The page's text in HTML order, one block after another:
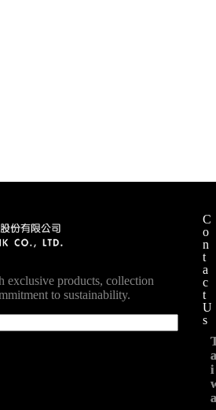
exclusive products, collection
to sustainability.
C
o
n
t
a
c
t
U
s
ii